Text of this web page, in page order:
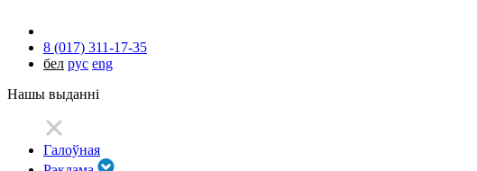
8 (017) 311-17-35
бел рус eng
Нашы выданні
Галоўная